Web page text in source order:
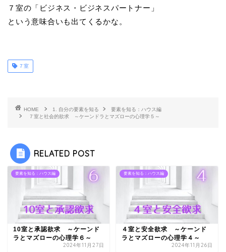
７室の「ビジネス・ビジネスパートナー」
という意味合いも出てくるかな。
７室
HOME 1. 自分の要素を知る
要素を知る：ハウス編
７室と社会的欲求 ～ケーンドラとマズローの心理学５～
RELATED POST
要素を知る：ハウス編
10室と承認欲求 ～ケーンド
ラとマズローの心理学６～
2024年11月27日
要素を知る：ハウス編
４室と安全欲求 ～ケーンド
ラとマズローの心理学４～
2024年11月26日